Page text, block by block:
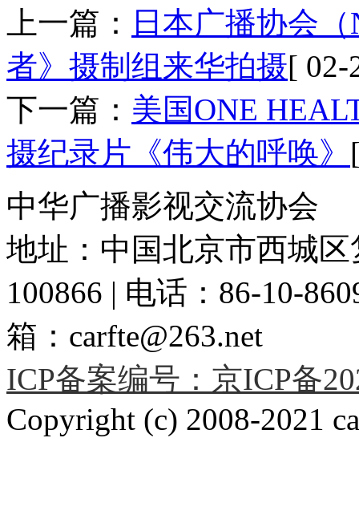
上一篇：
日本广播协会
者》摄制组来华拍摄[ 02-
下一篇： 美国ONE
摄纪录片《伟大的呼唤》
中华广播影视交流协会
地址：中国北京市西城
100866 | 电话：86-10-
箱：carfte@263.net
ICP备案编号：京ICP备
Copyright (c) 2008-2021